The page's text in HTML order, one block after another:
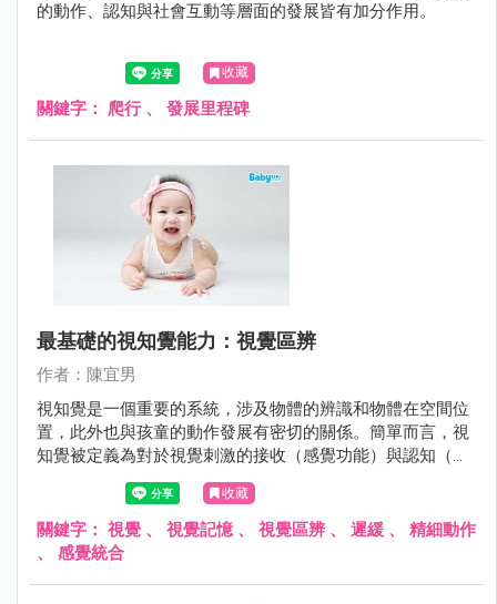
的動作、認知與社會互動等層面的發展皆有加分作用。
收藏
關鍵字： 爬行、 發展里程碑
最基礎的視知覺能力：視覺區辨
作者：陳宜男
視知覺是一個重要的系統，涉及物體的辨識和物體在空間位
置，此外也與孩童的動作發展有密切的關係。簡單而言，視
知覺被定義為對於視覺刺激的接收（感覺功能）與認知（特
定的心理功能）的整個過程。
收藏
關鍵字： 視覺 、 視覺記憶、 視覺區辨 、 遲緩 、 精細動作
、 感覺統合